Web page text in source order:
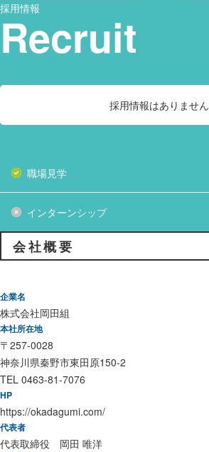
採用情報
Recruit
採用情報はありません
職場見学
インターンシップ
会社概要
企業名
株式会社岡田組
本社所在地
〒257-0028
神奈川県秦野市東田原150-2
TEL 0463-81-7076
HP
https://okadagumi.com/
代表者
代表取締役 岡田 唯洋